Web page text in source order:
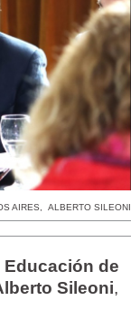
AIRES, ALBERTO SILEONI
de
Sileoni,